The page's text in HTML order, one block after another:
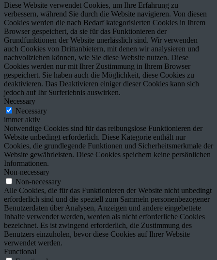
Diese Website verwendet Cookies, um Ihre Erfahrung zu
verbessern, während Sie durch die Website navigieren. Von diesen
Cookies werden die nach Bedarf kategorisierten Cookies in Ihrem
Browser gespeichert, da sie für das Funktionieren der
Grundfunktionen der Website unerlässlich sind. Wir verwenden
auch Cookies von Drittanbietern, mit denen wir analysieren und
nachvollziehen können, wie Sie diese Website nutzen. Diese
Cookies werden nur mit Ihrer Zustimmung in Ihrem Browser
gespeichert. Sie haben auch die Möglichkeit, diese Cookies zu
deaktivieren. Das Deaktivieren einiger dieser Cookies kann sich
jedoch auf Ihr Surferlebnis auswirken.
Necessary
Necessary
immer aktiv
Notwendige Cookies sind für das reibungslose Funktionieren der
Website unbedingt erforderlich. Diese Kategorie enthält nur
Cookies, die grundlegende Funktionen und Sicherheitsmerkmale der
Website gewährleisten. Diese Cookies speichern keine persönlichen
Informationen.
Non-necessary
Non-necessary
Alle Cookies, die für das Funktionieren der Website nicht unbedingt
erforderlich sind und die speziell zum Sammeln personenbezogener
Benutzerdaten über Analysen, Anzeigen und andere eingebettete
Inhalte verwendet werden, werden als nicht erforderliche Cookies
bezeichnet. Es ist zwingend erforderlich, die Zustimmung des
Benutzers einzuholen, bevor diese Cookies auf Ihrer Website
verwendet werden.
Functional